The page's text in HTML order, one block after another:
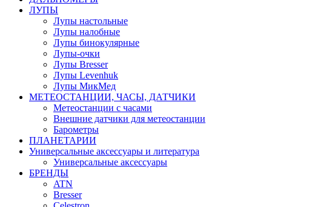
ЛУПЫ
Лупы настольные
Лупы налобные
Лупы бинокулярные
Лупы-очки
Лупы Bresser
Лупы Levenhuk
Лупы МикМед
МЕТЕОСТАНЦИИ, ЧАСЫ, ДАТЧИКИ
Метеостанции с часами
Внешние датчики для метеостанции
Барометры
ПЛАНЕТАРИИ
Универсальные аксессуары и литература
Универсальные аксессуары
БРЕНДЫ
ATN
Bresser